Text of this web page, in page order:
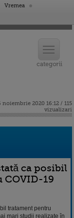
Vremea
noiembrie 2020 16:12 / 115
vizualizari
ca posibil
COVID-19
tratament pentru
mari studii realizate în